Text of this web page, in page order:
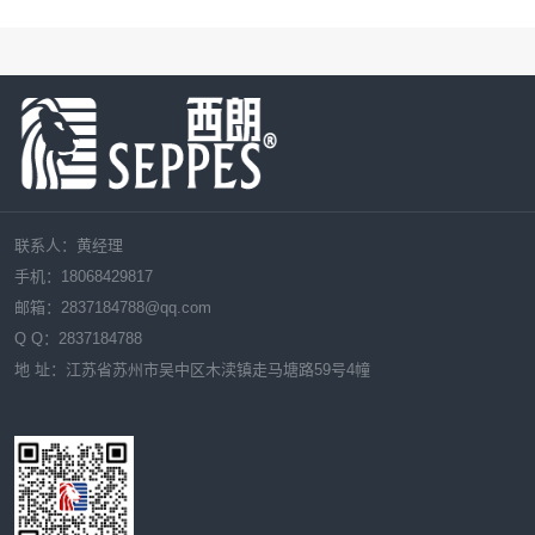
联系人：黄经理
手机：18068429817
邮箱： 2837184788@qq.com
Q Q： 2837184788
地 址：江苏省苏州市吴中区木渎镇走马塘路59号4幢